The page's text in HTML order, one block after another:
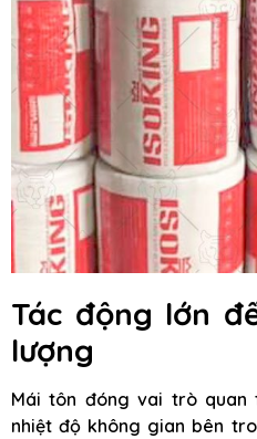
Tác động lớn
lượng
Mái tôn đóng vai trò
nhiệt độ không gian bên